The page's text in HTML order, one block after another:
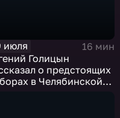
июля
16 мин
Голицын
о предстоящих
в Челябинской